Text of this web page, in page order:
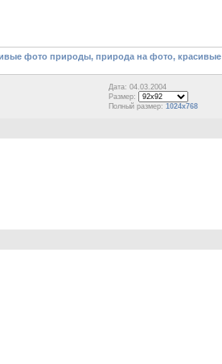
фото природы, природа на фото, красивые
Дата: 04.03.2004
Размер:
Полный размер: 1024x768